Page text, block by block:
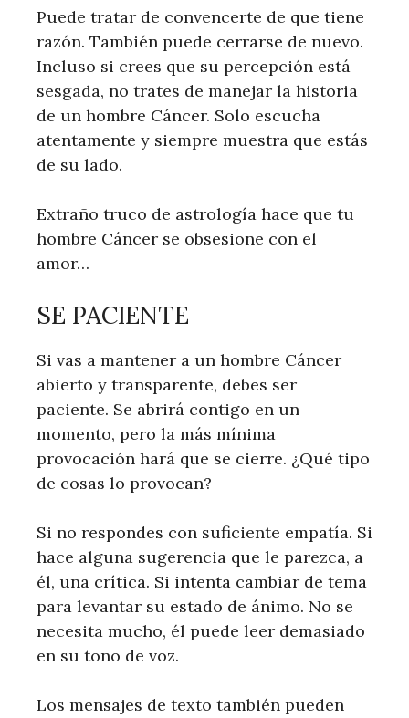
Puede tratar de convencerte de que tiene
razón. También puede cerrarse de nuevo.
Incluso si crees que su percepción está
sesgada, no trates de manejar la historia
de un hombre Cáncer. Solo escucha
atentamente y siempre muestra que estás
de su lado.
Extraño truco de astrología hace que tu
hombre Cáncer se obsesione con el
amor…
SE PACIENTE
Si vas a mantener a un hombre Cáncer
abierto y transparente, debes ser
paciente. Se abrirá contigo en un
momento, pero la más mínima
provocación hará que se cierre. ¿Qué tipo
de cosas lo provocan?
Si no respondes con suficiente empatía. Si
hace alguna sugerencia que le parezca, a
él, una crítica. Si intenta cambiar de tema
para levantar su estado de ánimo. No se
necesita mucho, él puede leer demasiado
en su tono de voz.
Los mensajes de texto también pueden